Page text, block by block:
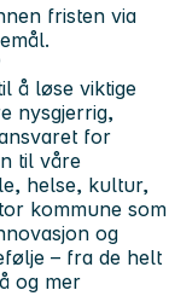
fristen via
å løse viktige
nysgjerrig,
for
til våre
helse, kultur,
kommune som
og
– fra de helt
og mer